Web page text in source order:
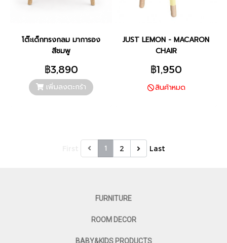
โต๊ะเด็กทรงกลม มาการอง
สีชมพู
฿3,890
เพิ่มลงตะกร้า
JUST LEMON - MACARON
CHAIR
฿1,950
สินค้าหมด
1 2 Last
FURNITURE
ROOM DECOR
BABY&KIDS PRODUCTS